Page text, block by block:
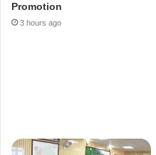
Promotion
3 hours ago